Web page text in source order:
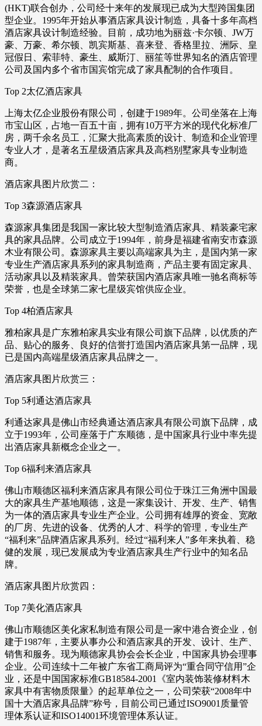
(HKT)联合创办，公司经十来年的发展现已成为大型跨国集团
型企业。1995年开始从事酒店家具设计制造，具备十多年高档
酒店家具设计制造经验。目前，成功地为丽兹·卡尔顿、JW万
豪、万豪、希尔顿、凯宾斯基、喜来登、香格里拉、洲际、皇
冠假日、索菲特、豪生、威斯汀、丽笙等世界知名的酒店管理
公司及国内多个省市国宾馆完成了家具配制的合作项目。
Top 2太亿酒店家具
上海太亿企业股份有限公司，创建于1989年。公司坐落在上海
市宝山区，占地一百五十亩，拥有10万平方米的现代化标准厂
房，两千余名员工，汇聚大批高素质的设计、制造和企业管理
专业人才，是著名五星级酒店家具及高档别墅家具专业制造
商。
酒店家具图片欣赏二：
Top 3森源酒店家具
森源家具集团是我国一家比较大型制造酒店家具、精装豪宅家
具的家具品牌。公司成立于1994年，前身是福建省南安市森源
木业有限公司。森源家具主要以高端家具为主，是国内第一家
专业生产酒店家具系列的家具制造商，产品主要有固定家具、
活动家具以及精装家具。曾荣获国内酒店家具唯一驰名商标等
荣誉，也是全球第二家七星级宾馆供应企业。
Top 4柏酒店家具
雅柏家具是广东雅柏家具实业有限公司旗下品牌，以优质的产
品、贴心的服务、良好的信誉打造国内酒店家具第一品牌，现
已是国内高端星级酒店家具品牌之一。
酒店家具图片欣赏三：
Top 5利通达酒店家具
利通达家具是佛山市经典通达酒店家具有限公司旗下品牌，成
立于1993年，公司座落于广东顺德，是中国家具行业中率先提
出酒店家具新概念企业之一。
Top 6福利来酒店家具
佛山市顺德区福利来酒店家具有限公司位于珠江三角洲中国最
大的家具生产基地顺德，这是一家集设计、开发、生产、销售
为一体的酒店家具专业生产企业。公司拥有雄厚的资金、宽敞
的厂房、先进的设备、优秀的人才、科学的管理，专业生产
“福利来”品牌酒店家具系列。经过“福利来人”多年来执着、稳
健的发展，现已发展成为专业酒店家具生产行业中的知名品
牌。
酒店家具图片欣赏四：
Top 7美化酒店家具
佛山市顺德区美化家私制造有限公司是一家中港合资企业，创
建于1987年，主要从事办公和酒店家具的开发、设计、生产、
销售和服务。现为顺德家具协会会长企业，中国家具协会理事
企业。公司连续十二年被广东省工商局评为“重合同守信用”企
业，还是中国国家标准GB18584-2001《室内装饰装修材料木
家具中有害物质限量》的起草单位之一，公司荣获“2008年中
国十大酒店家具品牌”称号，目前公司已通过ISO9001质量管
理体系认证和ISO14001环境管理体系认证。